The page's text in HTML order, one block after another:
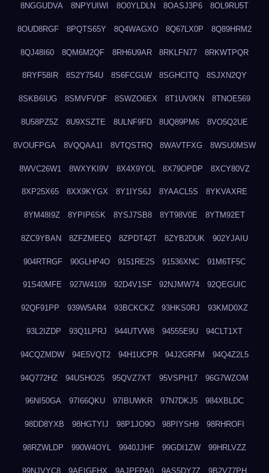
8NGGUDVA 8NPYUIWI 8O0YLDLN 8OASJ3P6 8OL9RU5T
8OUD8RGF 8PQTS65Y 8Q4WAGXO 8Q67LX0P 8Q89HRM2
8QJ48I60 8QM6M2QF 8RH6U9AR 8RKLFN77 8RKWTPQR
8RYF58IR 8S2Y754U 8S6FCGLW 8SGHCITQ 8SJXN2QY
8SKB6IUG 8SMVFVDF 8SWZO6EX 8T1UV0KN 8TNOE569
8U58PZ5Z 8U9XSZTE 8ULNF9FD 8UQ89PM6 8VO5Q2UE
8VOUFPGA 8VQQAA1I 8VTQSTRQ 8WAVTFXG 8WSU0MSW
8WVC26W1 8WXYKI9V 8X4X9YOL 8X79OPDP 8XCY80VZ
8XP25X65 8XX9KYGX 8Y1IYS6J 8YAACL5S 8YKVAXRE
8YM48I9Z 8YPIP6SK 8YSJ7SB8 8YT98V0E 8YTM92ET
8ZC9YBAN 8ZFZMEEQ 8ZPDT42T 8ZYB2DUK 902YJAIU
904RTRGF 90GLHP4O 9151RE2S 91536XNC 91M6TF5C
91S40MFE 927W4109 92D4V1SF 92NJMW74 92QEGUIC
92QF91PP 939W5AR4 93BCKCKZ 93HKS0RJ 93KMD0XZ
93L2IZDP 93Q1LPRJ 944UTVW8 94555E9U 94CLT1XT
94CQZMDW 94E5VQT2 94H1UCPR 94J2GRFM 94Q4Z2L5
94Q772HZ 94USHO25 95QVZ7XT 95VSPH17 96G7WZOM
96NI50GA 97I66QKU 97IBUWKR 97N7DKJ5 984XBLDC
98DD8YXB 98HGTYIJ 98P1JO9O 98PIYSH9 98RHROFI
98RZWLDP 990W4OYL 9940JJHF 99GDI1ZW 99HRLVZZ
99NJVYC8 9AEIGFHX 9AJPFPA0 9AS5DY7Z 9B2V77PH